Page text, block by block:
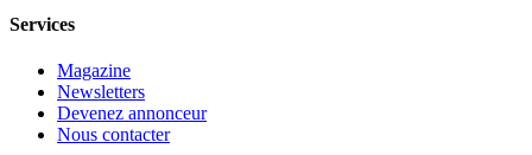
Services
Magazine
Newsletters
Devenez annonceur
Nous contacter